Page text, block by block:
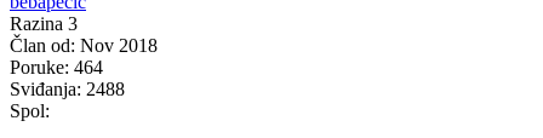
Razina 3
Član od: Nov 2018
Poruke: 464
Sviđanja: 2488
Spol: